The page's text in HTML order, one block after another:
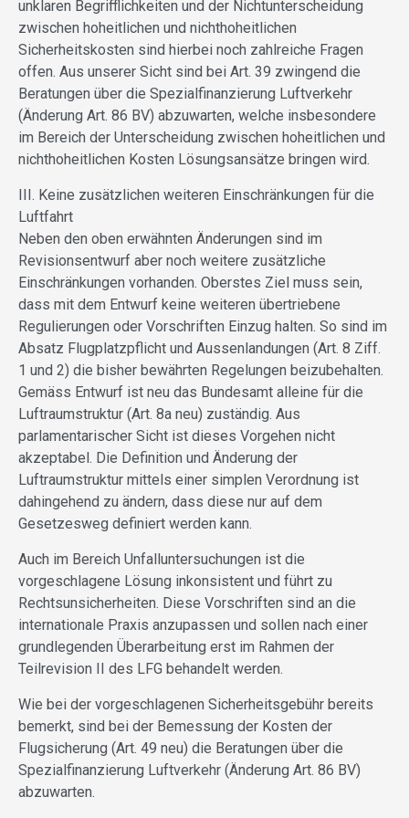
unklaren Begrifflichkeiten und der Nichtunterscheidung
zwischen hoheitlichen und nichthoheitlichen
Sicherheitskosten sind hierbei noch zahlreiche Fragen
offen. Aus unserer Sicht sind bei Art. 39 zwingend die
Beratungen über die Spezialfinanzierung Luftverkehr
(Änderung Art. 86 BV) abzuwarten, welche insbesondere
im Bereich der Unterscheidung zwischen hoheitlichen und
nichthoheitlichen Kosten Lösungsansätze bringen wird.
III. Keine zusätzlichen weiteren Einschränkungen für die
Luftfahrt
Neben den oben erwähnten Änderungen sind im
Revisionsentwurf aber noch weitere zusätzliche
Einschränkungen vorhanden. Oberstes Ziel muss sein,
dass mit dem Entwurf keine weiteren übertriebene
Regulierungen oder Vorschriften Einzug halten. So sind im
Absatz Flugplatzpflicht und Aussenlandungen (Art. 8 Ziff.
1 und 2) die bisher bewährten Regelungen beizubehalten.
Gemäss Entwurf ist neu das Bundesamt alleine für die
Luftraumstruktur (Art. 8a neu) zuständig. Aus
parlamentarischer Sicht ist dieses Vorgehen nicht
akzeptabel. Die Definition und Änderung der
Luftraumstruktur mittels einer simplen Verordnung ist
dahingehend zu ändern, dass diese nur auf dem
Gesetzesweg definiert werden kann.
Auch im Bereich Unfalluntersuchungen ist die
vorgeschlagene Lösung inkonsistent und führt zu
Rechtsunsicherheiten. Diese Vorschriften sind an die
internationale Praxis anzupassen und sollen nach einer
grundlegenden Überarbeitung erst im Rahmen der
Teilrevision II des LFG behandelt werden.
Wie bei der vorgeschlagenen Sicherheitsgebühr bereits
bemerkt, sind bei der Bemessung der Kosten der
Flugsicherung (Art. 49 neu) die Beratungen über die
Spezialfinanzierung Luftverkehr (Änderung Art. 86 BV)
abzuwarten.